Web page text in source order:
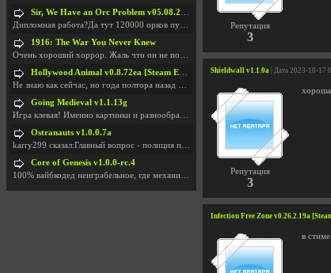
Репутация
3
Shieldwall v1.1.0a | Дата 2023-10-17
Репутация
3
Infection Free Zone v0.26.2.19a
в
Sir, We Have an Orc Problem v05.08.2026
Дипломная работа?Да тут 120000 орков путь выбирают
1916: The War You Never Knew
Очень хороший хоррор. Жаль что он не получил должн
Hollywood Animal v0.8.72ea [Steam Early Access]
Не знаю как сейчас, но года полтора назад игра был
Going Medieval v1.1.13g
Игра клевая! Именно картинки и разнообразия в стро
Ostranauts v1.0.0.7a
karry299 сказал:Главный вопрос - полиция по-прежне
Core of Genesis v1.0.0-rc.4
100% вайбкодед неиграбельное, где механики знает т